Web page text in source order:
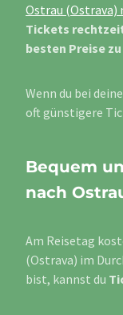
Ostrau (Ostrava)
Tickets
besten Preise
Wenn du bei
oft günstigere
Bequem
nach
Am Reisetag
(Ostrava) im
bist, kannst du